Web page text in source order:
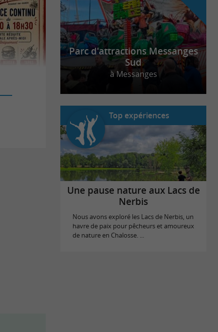
Parc d'attractions Messanges
Sud
à Messanges
Top expériences
Une pause nature aux Lacs de
Nerbis
Nous avons exploré les Lacs de Nerbis, un
havre de paix pour pêcheurs et amoureux
de nature en Chalosse. ...